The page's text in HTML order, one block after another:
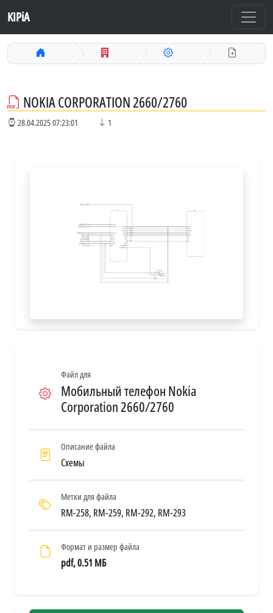
KIPiA
NOKIA CORPORATION 2660/2760
28.04.2025 07:23:01 1
Файл для
Мобильный телефон Nokia
Corporation 2660/2760
Описание файла
Схемы
Метки для файла
RM-258, RM-259, RM-292, RM-293
Формат и размер файла
pdf, 0.51 МБ